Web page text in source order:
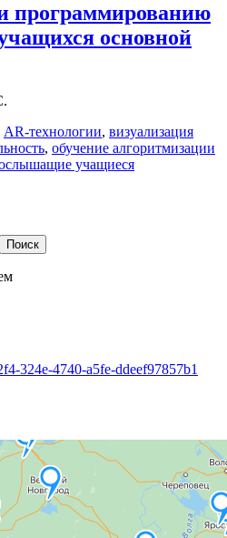
программированию
основной
AR-технологии, визуализация
, обучение алгоритмизации
учащиеся